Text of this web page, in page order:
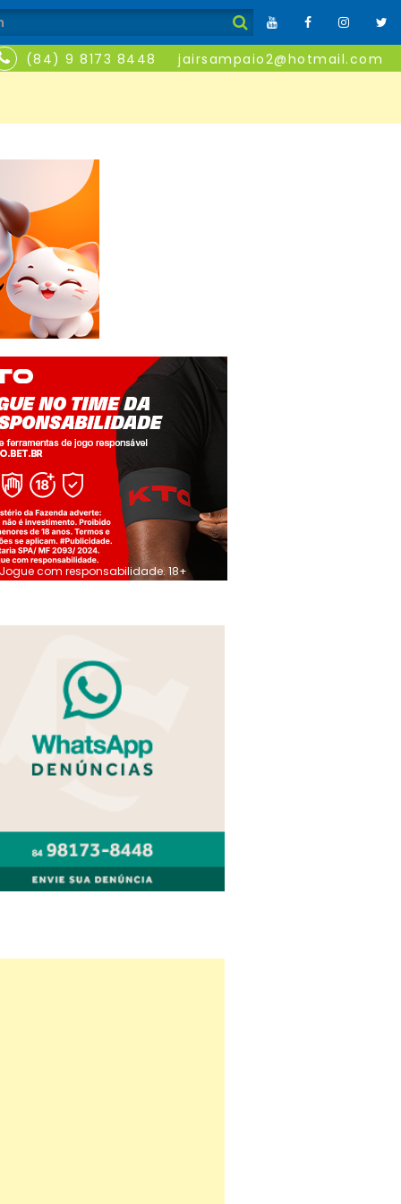
(84) 9 8173 8448 jairsampaio2@hotmail.com
Jogue com responsabilidade. 18+